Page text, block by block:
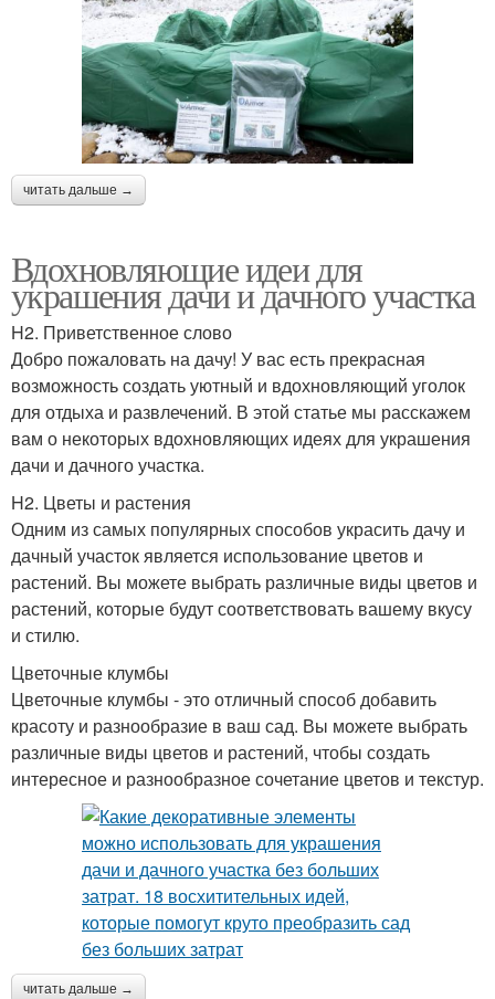
читать дальше →
Вдохновляющие идеи для
украшения дачи и дачного участка
H2. Приветственное слово
Добро пожаловать на дачу! У вас есть прекрасная
возможность создать уютный и вдохновляющий уголок
для отдыха и развлечений. В этой статье мы расскажем
вам о некоторых вдохновляющих идеях для украшения
дачи и дачного участка.
H2. Цветы и растения
Одним из самых популярных способов украсить дачу и
дачный участок является использование цветов и
растений. Вы можете выбрать различные виды цветов и
растений, которые будут соответствовать вашему вкусу
и стилю.
Цветочные клумбы
Цветочные клумбы - это отличный способ добавить
красоту и разнообразие в ваш сад. Вы можете выбрать
различные виды цветов и растений, чтобы создать
интересное и разнообразное сочетание цветов и текстур.
читать дальше →